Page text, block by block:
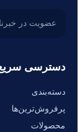
دسترسی سریع
دسته‌بندی
پرفروش‌ترین‌ها
محصولات